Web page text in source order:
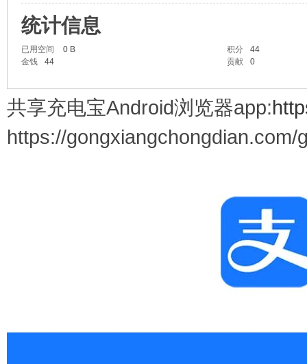
Go
统计信息
已用空间 0 B 积分
44
金钱
44 贡献 0
共享充电宝Android浏览器app:
https://gongxiangchongdian.com/